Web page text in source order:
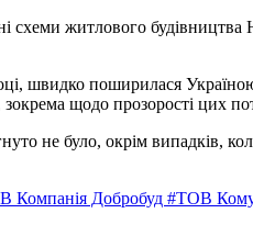
схеми житлового
швидко поширилася
щодо прозорості цих
не було, окрім
Компанія Добробуд #ТОВ